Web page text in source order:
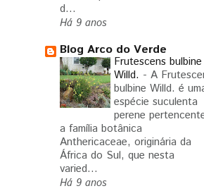
d...
Há 9 anos
Blog Arco do Verde
Frutescens bulbine
Willd. - A
bulbine Willd. é
espécie suculenta
perene
a família botânica
Anthericaceae, originária da
África do Sul, que nesta
varied...
Há 9 anos